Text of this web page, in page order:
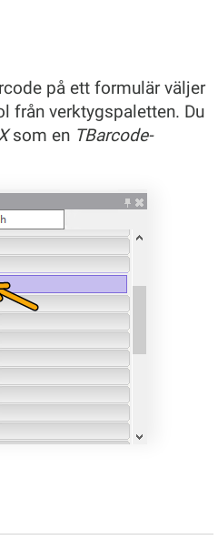
på ett formulär väljer
från verktygspaletten. Du
som en TBarcode-